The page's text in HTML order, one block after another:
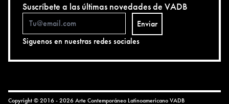
Suscríbete a las últimas novedades de VADB
Enviar
Siguenos en nuestras redes sociales
Copyright © 2016 - 2026 Arte Contemporáneo LatinoamericanoVADB